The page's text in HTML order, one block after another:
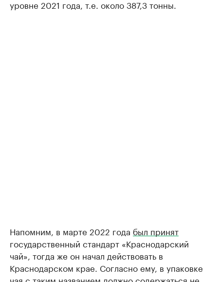
уровне 2021 года, т.е. около 387,3 тонны.
Напомним, в марте 2022 года был принят
государственный стандарт «Краснодарский
чай», тогда же он начал действовать в
Краснодарском крае. Согласно ему, в упаковке
чая с таким названием должно содержаться не